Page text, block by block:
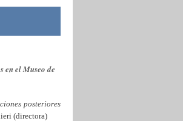
en el Museo de
posteriores
(directora)